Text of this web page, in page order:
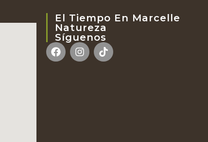
El Tiempo En Marcelle
Natureza
Síguenos